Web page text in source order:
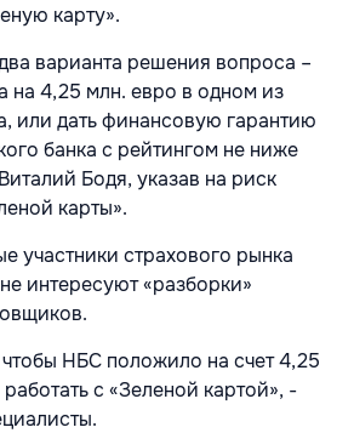
карту».
варианта решения вопроса –
на 4,25 млн. евро в одном из
или дать финансовую гарантию
банка с рейтингом не ниже
Бодя, указав на риск
карты».
участники страхового рынка
интересуют «разборки»
НБС положило на счет 4,25
с «Зеленой картой», -